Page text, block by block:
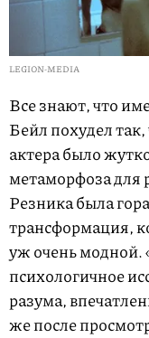
LEGION-MEDIA
Все знают, что
Бейл похудел
актера было
метаморфоза для
Резника была
трансформация,
уж очень
психологичное
разума,
же после